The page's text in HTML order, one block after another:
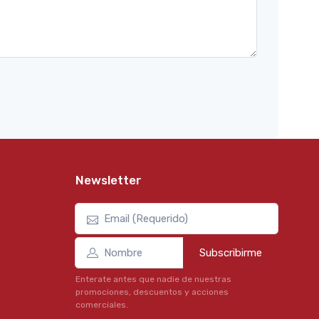
Newsletter
Subscribirme
Enterate antes que nadie de nuestras
promociones, descuentos y acciones
comerciales.